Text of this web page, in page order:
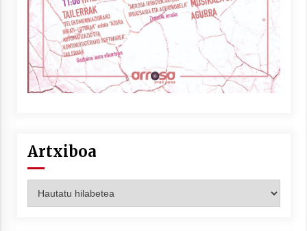
Berria egunkarian elkarrizketa
Arrosaren 20 urteez
2021/07/06
Hala Bedi irratiko Hizpidea saioan
Artxiboa